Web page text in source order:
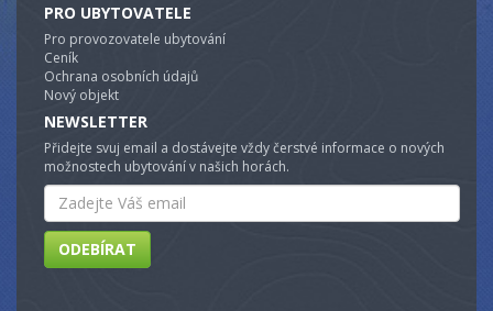
PRO UBYTOVATELE
Pro provozovatele ubytování
Ceník
Ochrana osobních údajů
Nový objekt
NEWSLETTER
Přidejte svuj email a dostávejte vždy čerstvé informace o nových
možnostech ubytování v našich horách.
Email
ODEBÍRAT